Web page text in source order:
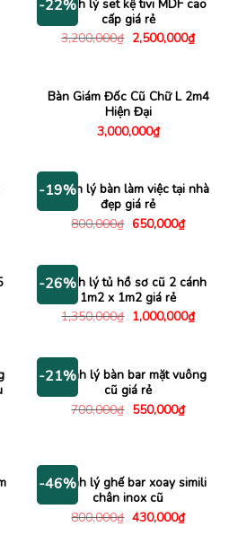
-22%
Thanh lý set kệ tivi MDF cao
cấp giá rẻ
3,200,000₫ Giá
gốc
2,500,000₫Giá
hiện
1,450,000₫.
Bàn Giám Đốc Cũ Chữ L 2m4
Hiện Đại
3,000,000₫
-19%
Thanh lý bàn làm việc tại nhà
đẹp giá rẻ
800,000₫ Giá
650,000₫Giá
hiện
-26%
Thanh lý tủ hồ sơ cũ 2 cánh
1m2 x 1m2 giá rẻ
1,350,000₫ Giá
gốc
1,000,000₫Giá
hiện
1,150,000₫.
-21%
Thanh lý bàn bar mặt vuông
cũ giá rẻ
700,000₫ Giá
550,000₫Giá
hiện
-46%
Thanh lý ghế bar xoay simili
chân inox cũ
800,000₫ Giá
430,000₫Giá
hiện